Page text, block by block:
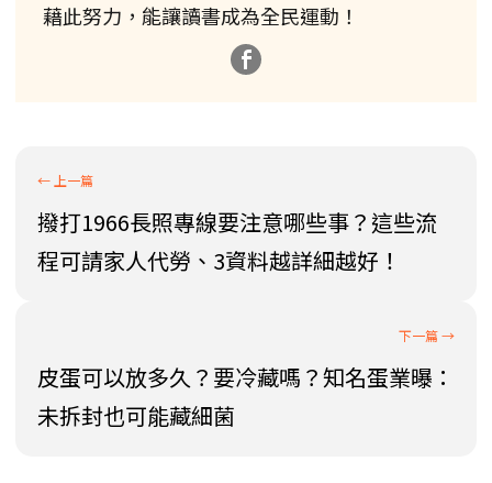
藉此努力，能讓讀書成為全民運動！
撥打1966長照專線要注意哪些事？這些流
程可請家人代勞、3資料越詳細越好！
皮蛋可以放多久？要冷藏嗎？知名蛋業曝：
未拆封也可能藏細菌